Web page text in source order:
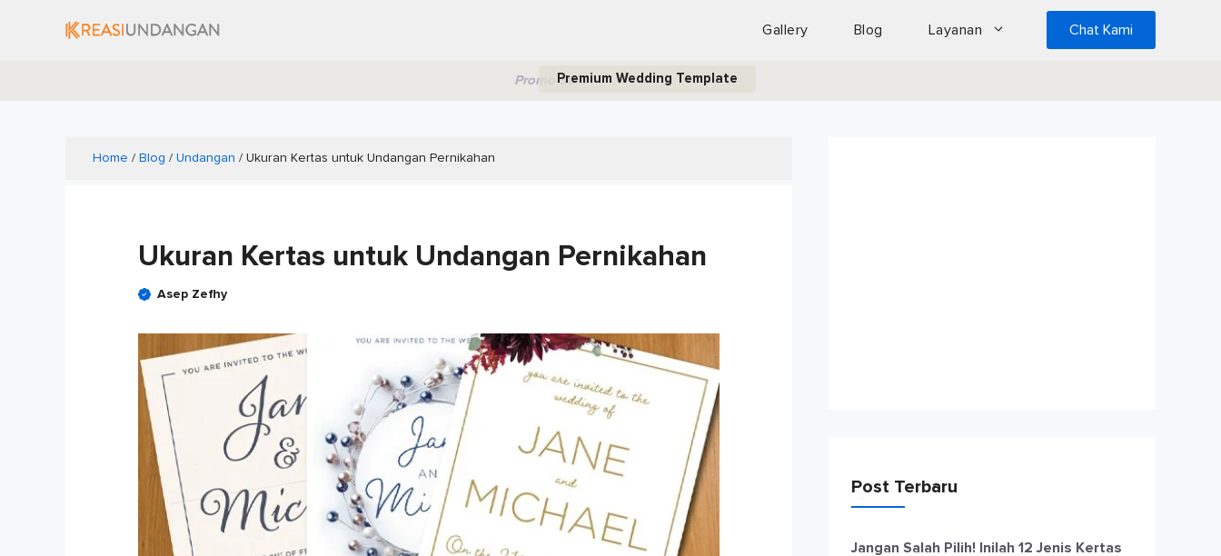
Gallery Blog Layanan Chat Kami
Promo 50%Premium Wedding Template
Home / Blog / Undangan / Ukuran Kertas untuk Undangan Pernikahan
Ukuran Kertas untuk Undangan Pernikahan
Asep Zefhy
Post Terbaru
Jangan Salah Pilih! Inilah 12 Jenis Kertas